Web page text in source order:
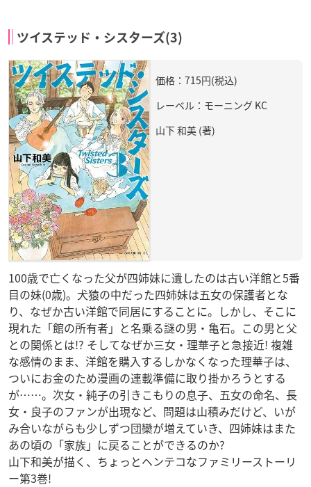
ツイステッド・シスターズ(3)
価格：715円(税込)
レーベル：モーニング KC
山下 和美 (著)
100歳で亡くなった父が四姉妹に遺したのは古い洋館と5番
目の妹(0歳)。犬猿の中だった四姉妹は五女の保護者とな
り、なぜか古い洋館で同居にすることに。しかし、そこに
現れた「館の所有者」と名乗る謎の男・亀石。この男と父
との関係とは!? そしてなぜか三女・理華子と急接近! 複雑
な感情のまま、洋館を購入するしかなくなった理華子は、
ついにお金のため漫画の連載準備に取り掛かろうとする
が……。次女・純子の引きこもりの息子、五女の命名、長
女・良子のファンが出現など、問題は山積みだけど、いが
み合いながらも少しずつ団欒が増えていき、四姉妹はまた
あの頃の「家族」に戻ることができるのか?
山下和美が描く、ちょっとヘンテコなファミリーストーリ
ー第3巻!